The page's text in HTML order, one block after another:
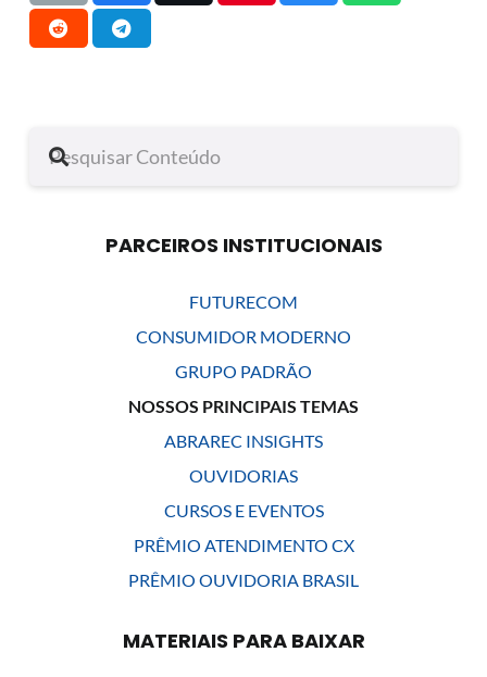
PARCEIROS INSTITUCIONAIS
FUTURECOM
CONSUMIDOR MODERNO
GRUPO PADRÃO
NOSSOS PRINCIPAIS TEMAS
ABRAREC INSIGHTS
OUVIDORIAS
CURSOS E EVENTOS
PRÊMIO ATENDIMENTO CX
PRÊMIO OUVIDORIA BRASIL
MATERIAIS PARA BAIXAR